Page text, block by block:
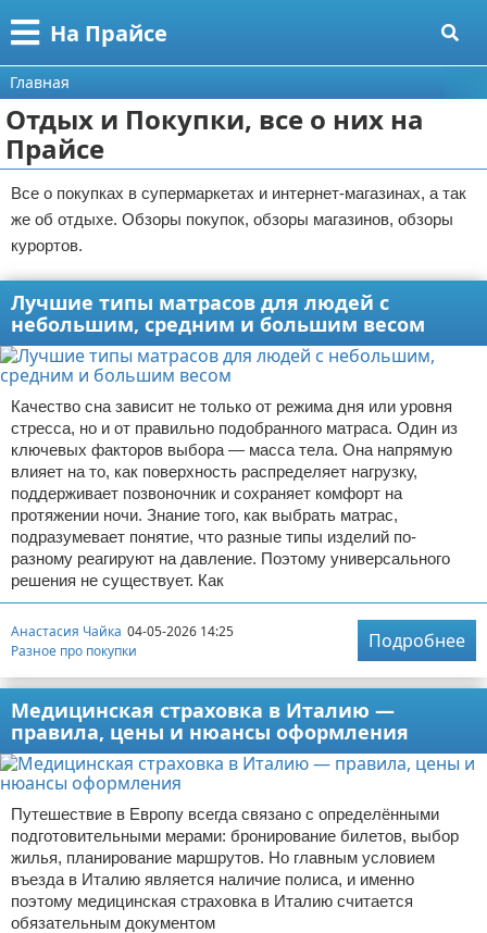
На Прайсе
Меню
Главная
Категории
Разное про покупки
Aliexpress
Кемпинг
Круизы
Направления отдыха
Что посетить
Авиаперелеты
Отели
Отдых на природе
Аренда автомобилей
Документы и визы
Билеты
Планирование отдыха
Пляжный отдых
Поиск
О проекте
Сотрудничество
Размещение рекламы
Для правообладателей
Условия предоставления информации
Отказ от ответственности
Главная
Отдых и Покупки, все о них на
Прайсе
Все о покупках в супермаркетах и интернет-магазинах, а так
же об отдыхе. Обзоры покупок, обзоры магазинов, обзоры
курортов.
Лучшие типы матрасов для людей с
небольшим, средним и большим весом
Качество сна зависит не только от режима дня или уровня
стресса, но и от правильно подобранного матраса. Один из
ключевых факторов выбора — масса тела. Она напрямую
влияет на то, как поверхность распределяет нагрузку,
поддерживает позвоночник и сохраняет комфорт на
протяжении ночи. Знание того, как выбрать матрас,
подразумевает понятие, что разные типы изделий по-
разному реагируют на давление. Поэтому универсального
решения не существует. Как
Анастасия Чайка 04-05-2026 14:25
Разное про покупки
Подробнее
Медицинская страховка в Италию —
правила, цены и нюансы оформления
Путешествие в Европу всегда связано с определёнными
подготовительными мерами: бронирование билетов, выбор
жилья, планирование маршрутов. Но главным условием
въезда в Италию является наличие полиса, и именно
поэтому медицинская страховка в Италию считается
обязательным документом